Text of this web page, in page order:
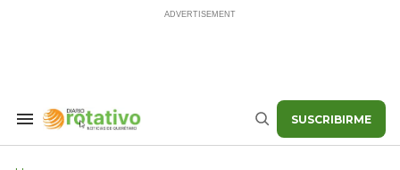
Search
Buscar SUSCRIBIRME